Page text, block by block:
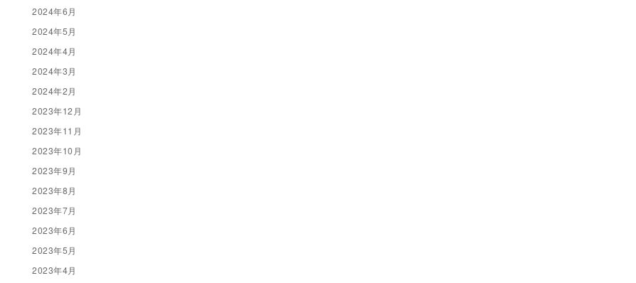
2024年6月
2024年5月
2024年4月
2024年3月
2024年2月
2023年12月
2023年11月
2023年10月
2023年9月
2023年8月
2023年7月
2023年6月
2023年5月
2023年4月